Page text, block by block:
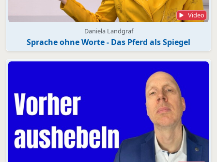
Video
Daniela Landgraf
Sprache ohne Worte - Das Pferd als Spiegel